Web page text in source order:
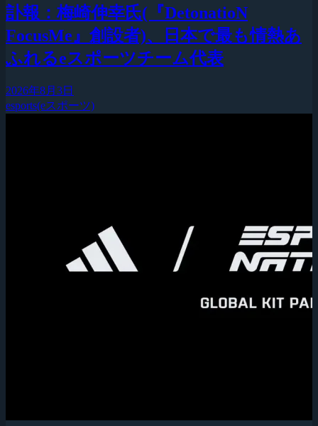
訃報：梅崎伸幸氏(『DetonatioN
FocusMe』創設者)、日本で最も情熱あ
ふれるeスポーツチーム代表
2026年8月3日
esports(eスポーツ)